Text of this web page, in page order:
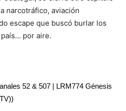
narcotráfico, aviación
escape que buscó burlar los
por aire.
52 & 507 | LRM774 Génesis